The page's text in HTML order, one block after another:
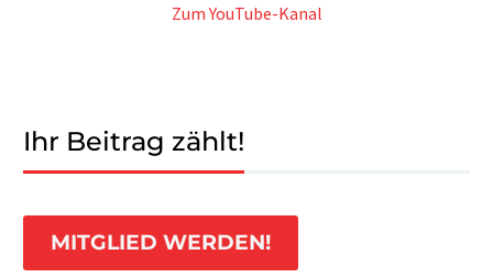
Zum YouTube-Kanal
Ihr Beitrag zählt!
MITGLIED WERDEN!